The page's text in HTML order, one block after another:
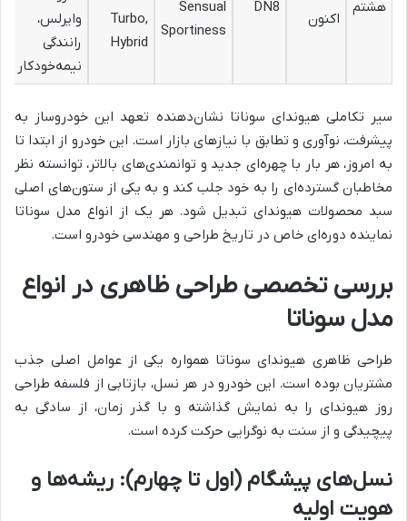
هشتم
اکنون
DN8
Sensual
Sportiness
Turbo,
Hybrid
وایرلس،
رانندگی
نیمه‌خودکار
سیر تکاملی هیوندای سوناتا نشان‌دهنده تعهد این خودروساز به
پیشرفت، نوآوری و تطابق با نیازهای بازار است. این خودرو از ابتدا تا
به امروز، هر بار با چهره‌ای جدید و توانمندی‌های بالاتر، توانسته نظر
مخاطبان گسترده‌ای را به خود جلب کند و به یکی از ستون‌های اصلی
سبد محصولات هیوندای تبدیل شود. هر یک از انواع مدل سوناتا
نماینده دوره‌ای خاص در تاریخ طراحی و مهندسی خودرو است.
بررسی تخصصی طراحی ظاهری در انواع
مدل سوناتا
طراحی ظاهری هیوندای سوناتا همواره یکی از عوامل اصلی جذب
مشتریان بوده است. این خودرو در هر نسل، بازتابی از فلسفه طراحی
روز هیوندای را به نمایش گذاشته و با گذر زمان، از سادگی به
پیچیدگی و از سنت به نوگرایی حرکت کرده است.
نسل‌های پیشگام (اول تا چهارم): ریشه‌ها و
هویت اولیه